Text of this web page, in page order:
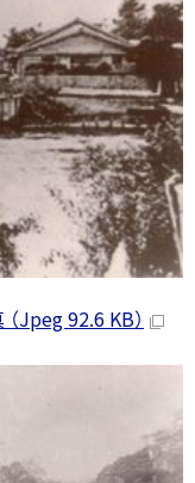
Jpeg 92.6 KB）